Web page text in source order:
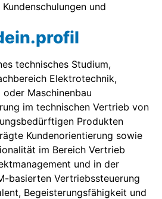
und
technisches Studium,
Elektrotechnik,
Maschinenbau
im technischen Vertrieb von
Produkten
Kundenorientierung sowie
im Bereich Vertrieb
und in der
basierten Vertriebssteuerung
Begeisterungsfähigkeit und